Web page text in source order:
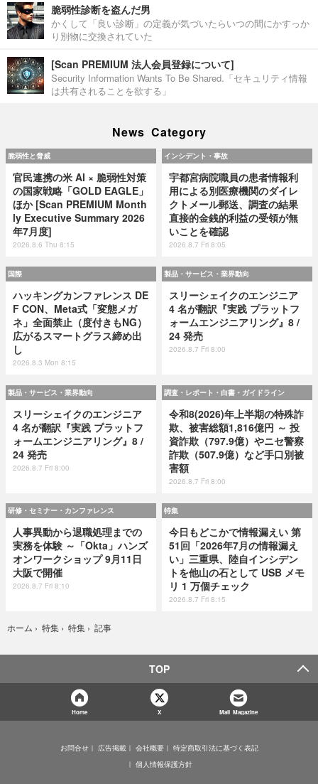
脆弱性診断を盗んだ男
かくして「良い診断」の定義が気づいたらいつの間にかすっか
り別物に交換されていた
[Scan PREMIUM 法人会員登録について]
Security Information Wants To Be Shared.「セキュリティ情報
は共有されることを欲する」
News Category
脆弱性と脅威
官民連携の米 AI × 脆弱性対策
の国家戦略「GOLD EAGLE」
ほか [Scan PREMIUM Month
ly Executive Summary 2026
年7月度]
2026.8.6 Thu 8:15
インシデント・事故
宇都宮病院職員の患者情報利
用による別医療機関のダイレ
クトメール郵送、調査の結果
直接的金銭的利益の受領が無
いことを確認
2026.8.7 Fri 8:05
国際
ハッキングカンファレンス DE
F CON、Meta式「変態メガ
ネ」全面禁止（度付きもNG）
広がるスマートグラス締め出
し
2026.8.3 Mon 8:15
製品・サービス・業界動向
スリーシェイクのエンジニア
4 名が翻訳『実践 プラットフ
ォームエンジニアリング』8 /
24 発売
2026.8.7 Fri 8:00
製品・サービス・業界動向
スリーシェイクのエンジニア
4 名が翻訳『実践 プラットフ
ォームエンジニアリング』8 /
24 発売
2026.8.7 Fri 8:00
調査・レポート・白書・ガイドライン
令和8(2026)年上半期の特殊詐
欺、被害総額1,816億円 ～ 投
資詐欺（797.9億）やニセ警察
詐欺（507.9億）など手口別被
害額
2026.8.7 Fri 8:00
研修・セミナー・カンファレンス
人事異動から退職処理までの
実務を体験 ～「Okta」ハンズ
オンワークショップ 9月11日
大阪で開催
2026.8.7 Fri 8:10
特集
今日もどこかで情報漏えい 第
51回「2026年7月の情報漏え
い」三重県、陸自インシデン
トを他山の石として USB メモ
リ 1 万個チェック
2026.8.7 Fri 8:15
ホーム › 特集 › 特集 › 記事
TOP
Home X Mail Magazine
お問合せ 広告掲載 会社概要
特定商取引法に基づく表記
個人情報保護方針